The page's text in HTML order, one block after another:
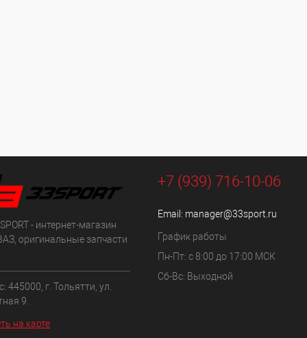
- интернет-магазин
оригинальные запчасти
445000, г. Тольятти, ул.
9.
на карте
+7 (939) 716-10-06
Email: manager@33sport.ru
График работы
Пн-Пт: с 8:00 до 17:00 МСК
Сб-Вс: Выходной